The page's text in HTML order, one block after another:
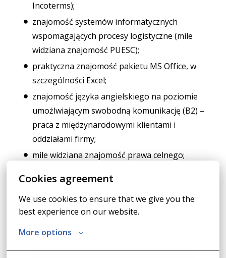
Cookies agreement
We use cookies to ensure that we give you the
best experience on our website.
More options
Incoterms);
znajomość systemów informatycznych
wspomagających procesy logistyczne (mile
widziana znajomość PUESC);
praktyczna znajomość pakietu MS Office, w
szczególności Excel;
znajomość języka angielskiego na poziomie
umożlwiającym swobodną komunikację (B2) –
praca z międzynarodowymi klientami i
oddziałami firmy;
mile widziana znajomość prawa celnego;
organizacyjne;
komunikatywność i umiejętność pracy w
zespole.